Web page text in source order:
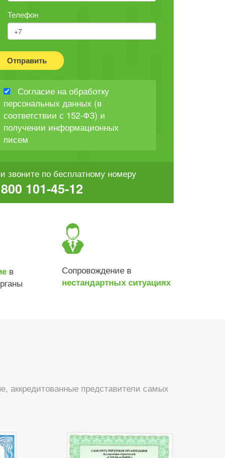
Телефон
Отправить
Согласие на обработку
персональных данных (в
соответствии с 152-ФЗ) и
получении информационных
писем
звоните по бесплатному номеру
101-45-12
в
Сопровождение в
нестандартных ситуациях
представители самых